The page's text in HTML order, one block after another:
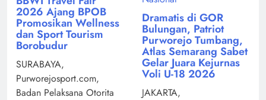
2026 Ajang BPOB
Promosikan Wellness
dan Sport Tourism
Borobudur
SURABAYA,
Purworejosport.com,
Badan Pelaksana Otorita
Dramatis di GOR
Bulungan, Patriot
Purworejo Tumbang,
Atlas Semarang Sabet
Gelar Juara Kejurnas
Voli U-18 2026
JAKARTA,